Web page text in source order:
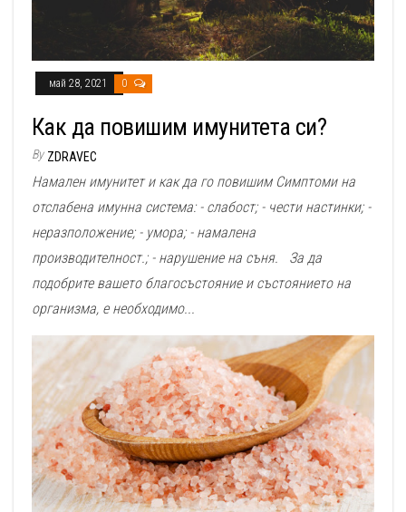
май 28, 2021 0
Как да повишим имунитета си?
By ZDRAVEC
Намален имунитет и как да го повишим Симптоми на
отслабена имунна система: - слабост; - чести настинки; -
неразположение; - умора; - намалена
производителност.; - нарушение на съня. За да
подобрите вашето благосъстояние и състоянието на
организма, е необходимо...